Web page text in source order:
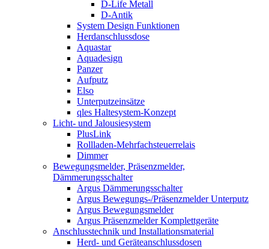
D-Life Metall
D-Antik
System Design Funktionen
Herdanschlussdose
Aquastar
Aquadesign
Panzer
Aufputz
Elso
Unterputzeinsätze
qles Haltesystem-Konzept
Licht- und Jalousiesystem
PlusLink
Rollladen-Mehrfachsteuerrelais
Dimmer
Bewegungsmelder, Präsenzmelder,
Dämmerungsschalter
Argus Dämmerungsschalter
Argus Bewegungs-/Präsenzmelder Unterputz
Argus Bewegungsmelder
Argus Präsenzmelder Komplettgeräte
Anschlusstechnik und Installationsmaterial
Herd- und Geräteanschlussdosen